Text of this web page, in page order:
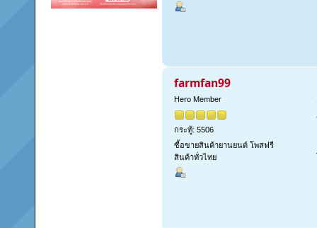
farmfan99
Hero Member
กระทู้: 5506
ซื้อขายสินค้ายานยนต์ โพสฟรี
สินค้าทั่วไทย